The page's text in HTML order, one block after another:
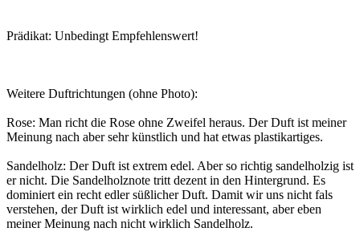
Prädikat: Unbedingt Empfehlenswert!
Weitere Duftrichtungen (ohne Photo):
Rose: Man richt die Rose ohne Zweifel heraus. Der Duft ist meiner
Meinung nach aber sehr künstlich und hat etwas plastikartiges.
Sandelholz: Der Duft ist extrem edel. Aber so richtig sandelholzig ist
er nicht. Die Sandelholznote tritt dezent in den Hintergrund. Es
dominiert ein recht edler süßlicher Duft. Damit wir uns nicht fals
verstehen, der Duft ist wirklich edel und interessant, aber eben
meiner Meinung nach nicht wirklich Sandelholz.